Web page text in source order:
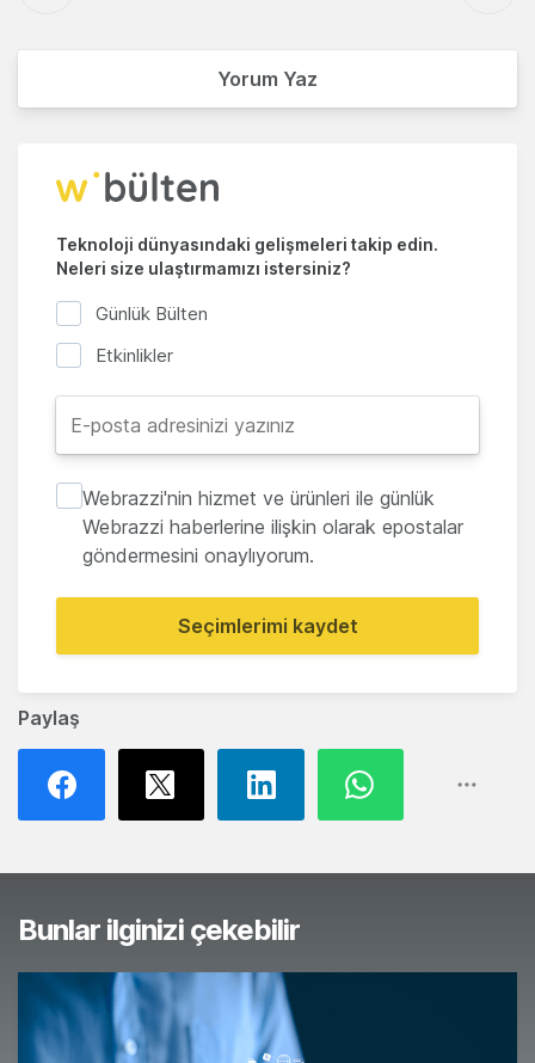
Paylaş
Yorum Yaz
Teknoloji dünyasındaki gelişmeleri takip edin.
Neleri size ulaştırmamızı istersiniz?
Günlük Bülten
Etkinlikler
Webrazzi'nin hizmet ve ürünleri ile günlük
Webrazzi haberlerine ilişkin olarak epostalar
göndermesini onaylıyorum.
Seçimlerimi kaydet
Bunlar ilginizi çekebilir